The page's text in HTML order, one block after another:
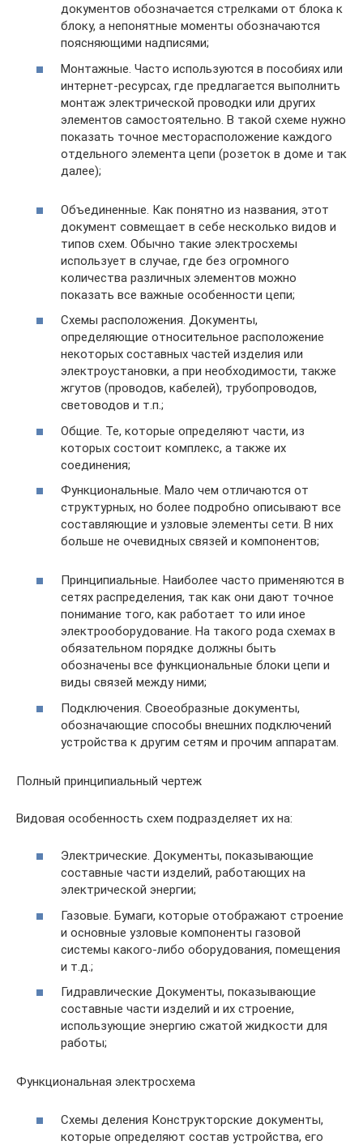
документов обозначается стрелками от блока к
блоку, а непонятные моменты обозначаются
поясняющими надписями;
Монтажные. Часто используются в пособиях или
интернет-ресурсах, где предлагается выполнить
монтаж электрической проводки или других
элементов самостоятельно. В такой схеме нужно
показать точное месторасположение каждого
отдельного элемента цепи (розеток в доме и так
далее);
Объединенные. Как понятно из названия, этот
документ совмещает в себе несколько видов и
типов схем. Обычно такие электросхемы
использует в случае, где без огромного
количества различных элементов можно
показать все важные особенности цепи;
Схемы расположения. Документы,
определяющие относительное расположение
некоторых составных частей изделия или
электроустановки, а при необходимости, также
жгутов (проводов, кабелей), трубопроводов,
световодов и т.п.;
Общие. Те, которые определяют части, из
которых состоит комплекс, а также их
соединения;
Функциональные. Мало чем отличаются от
структурных, но более подробно описывают все
составляющие и узловые элементы сети. В них
больше не очевидных связей и компонентов;
Принципиальные. Наиболее часто применяются в
сетях распределения, так как они дают точное
понимание того, как работает то или иное
электрооборудование. На такого рода схемах в
обязательном порядке должны быть
обозначены все функциональные блоки цепи и
виды связей между ними;
Подключения. Своеобразные документы,
обозначающие способы внешних подключений
устройства к другим сетям и прочим аппаратам.
Полный принципиальный чертеж
Видовая особенность схем подразделяет их на:
Электрические. Документы, показывающие
составные части изделий, работающих на
электрической энергии;
Газовые. Бумаги, которые отображают строение
и основные узловые компоненты газовой
системы какого-либо оборудования, помещения
и т.д.;
Гидравлические Документы, показывающие
составные части изделий и их строение,
использующие энергию сжатой жидкости для
работы;
Функциональная электросхема
Схемы деления Конструкторские документы,
которые определяют состав устройства, его